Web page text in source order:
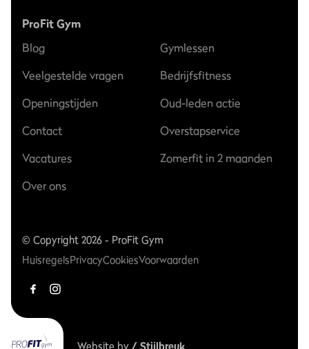
ProFit Gym
Blog
Veelgestelde vragen
Openingstijden
Contact
Vacatures
Over ons
Gymlessen
Bedrijfsfitness
Oud-leden actie
Overstapservice
Zomerfit in 2 maanden
© Copyright 2026 - ProFit Gym
HuisregelsPrivacyCookiesVoorwaarden